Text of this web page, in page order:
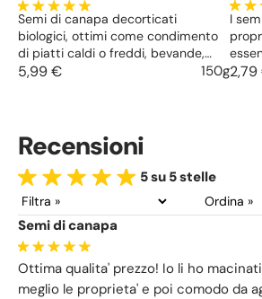
Semi di canapa decorticati
biologici, ottimi come condimento
di piatti caldi o freddi, bevande,
yogurt, cereali o prodotti da forno.
5,99 € 150g
I
che
Recensioni
5 su 5 stelle
Semi di canapa
Ottima qualita' prezzo! Io li ho
meglio le proprieta' e poi comodo da